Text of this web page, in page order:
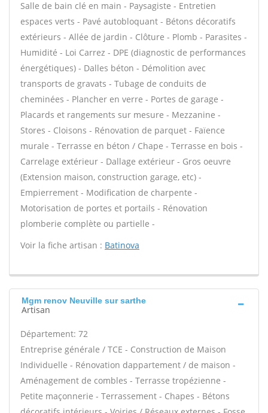
Salle de bain clé en main - Paysagiste - Entretien
espaces verts - Pavé autobloquant - Bétons décoratifs
extérieurs - Allée de jardin - Clôture - Plomb - Parasites -
Humidité - Loi Carrez - DPE (diagnostic de performances
énergétiques) - Dalles béton - Démolition avec
transports de gravats - Tubage de conduits de
cheminées - Plancher en verre - Portes de garage -
Placards et rangements sur mesure - Mezzanine -
Stores - Cloisons - Rénovation de parquet - Faïence
murale - Terrasse en béton / Chape - Terrasse en bois -
Carrelage extérieur - Dallage extérieur - Gros oeuvre
(Extension maison, construction garage, etc) -
Empierrement - Modification de charpente -
Motorisation de portes et portails - Rénovation
plomberie complète ou partielle -
Voir la fiche artisan : Batinova
Mgm renov Neuville sur sarthe
Artisan
Département: 72
Entreprise générale / TCE - Construction de Maison
Individuelle - Rénovation dappartement / de maison -
Aménagement de combles - Terrasse tropézienne -
Petite maçonnerie - Terrassement - Chapes - Bétons